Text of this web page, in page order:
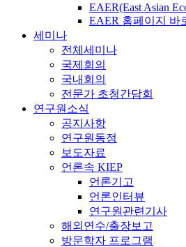
EAER(East Asian
EAER 홈페이지 바
세미나
전체세미나
국제회의
국내회의
전문가 초청간담회
연구원소식
공지사항
연구원동정
보도자료
언론속 KIEP
언론기고
언론인터뷰
연구원관련기사
해외연수/출장보고
방문학자 프로그램